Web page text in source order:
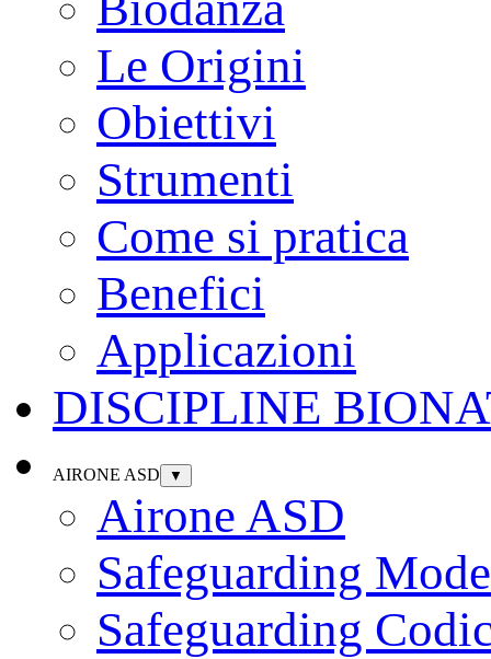
Le Origini
Obiettivi
Strumenti
Come si pratica
Benefici
Applicazioni
DISCIPLINE
AIRONE ASD ▼
Airone ASD
Safeguarding
Safeguarding